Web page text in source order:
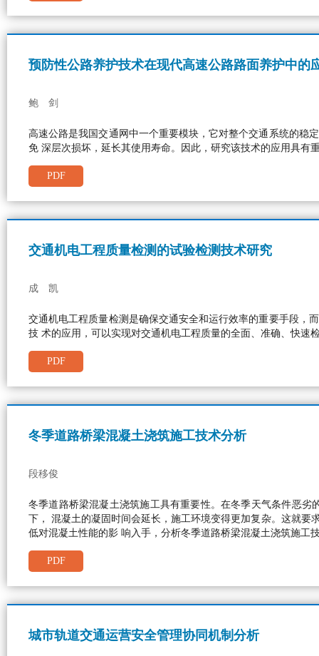
预防性公路养护技术在现代高速公路路面养护中的
鲍 剑
高速公路是我国交通网中一个重要模块，它对整个交通系统的稳
免 深层次损坏，延长其使用寿命。因此，研究该技术的应用具有
PDF
交通机电工程质量检测的试验检测技术研究
成 凯
交通机电工程质量检测是确保交通安全和运行效率的重要手段，
技 术的应用，可以实现对交通机电工程质量的全面、准确、快速
PDF
冬季道路桥梁混凝土浇筑施工技术分析
段移俊
冬季道路桥梁混凝土浇筑施工具有重要性。在冬季天气条件恶
下， 混凝土的凝固时间会延长，施工环境变得更加复杂。这就
低对混凝土性能的影 响入手，分析冬季道路桥梁混凝土浇筑施工
PDF
城市轨道交通运营安全管理协同机制分析